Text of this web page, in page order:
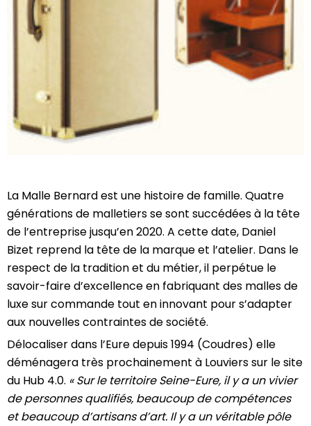
La Malle Bernard est une histoire de famille. Quatre
générations de malletiers se sont succédées à la tête
de l’entreprise jusqu’en 2020. A cette date, Daniel
Bizet reprend la tête de la marque et l’atelier. Dans le
respect de la tradition et du métier, il perpétue le
savoir-faire d’excellence en fabriquant des malles de
luxe sur commande tout en innovant pour s’adapter
aux nouvelles contraintes de société.
Délocaliser dans l’Eure depuis 1994 (Coudres) elle
déménagera très prochainement à Louviers sur le site
du Hub 4.0. « Sur le territoire Seine-Eure, il y a un vivier
de personnes qualifiés, beaucoup de compétences
et beaucoup d’artisans d’art. Il y a un véritable pôle